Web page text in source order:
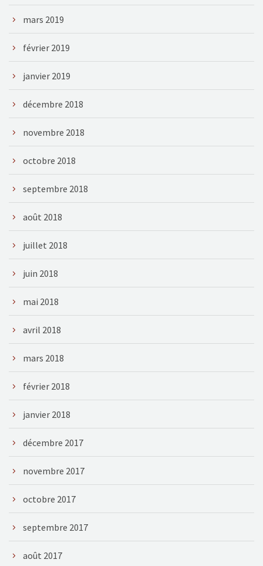
mars 2019
février 2019
janvier 2019
décembre 2018
novembre 2018
octobre 2018
septembre 2018
août 2018
juillet 2018
juin 2018
mai 2018
avril 2018
mars 2018
février 2018
janvier 2018
décembre 2017
novembre 2017
octobre 2017
septembre 2017
août 2017